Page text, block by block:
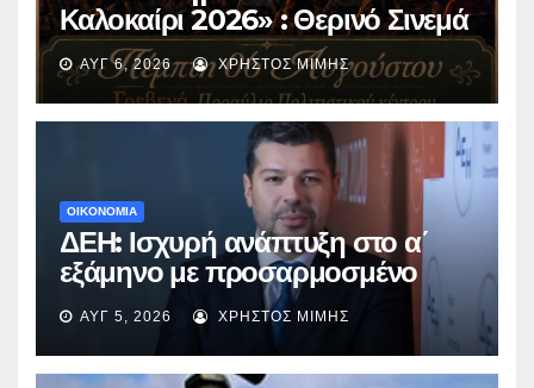
Καλοκαίρι 2026» : Θερινό Σινεμά
με την βραβευμένη ταινία
«Μικρές Ανάσες».
ΑΥΓ 6, 2026 ΧΡΉΣΤΟΣ ΜΊΜΗΣ
ΟΙΚΟΝΟΜΙΑ
ΔΕΗ: Ισχυρή ανάπτυξη στο α΄
εξάμηνο με προσαρμοσμένο
EBITDA στα €1,2 δισ.
ΑΥΓ 5, 2026 ΧΡΉΣΤΟΣ ΜΊΜΗΣ